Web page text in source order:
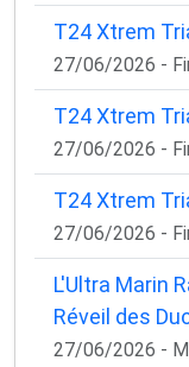
T24 Xtrem
27/06/2026 -
T24 Xtrem
27/06/2026 -
T24 Xtrem
27/06/2026 -
L'Ultra Marin
Réveil des
27/06/2026 -